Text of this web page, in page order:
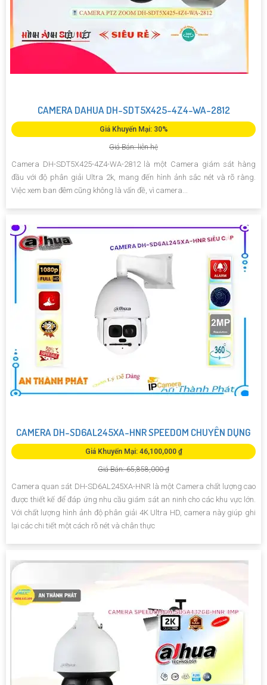
CAMERA DAHUA DH-SDT5X425-4Z4-WA-2812
Giá Khuyến Mại: 30%
Giá Bán: liên hệ
Camera DH-SDT5X425-4Z4-WA-2812 là một Camera giám sát hàng
đầu với độ phân giải Ultra 2k, mang đến hình ảnh sắc nét và rõ ràng.
Việc xem ban đêm cũng không là vấn đề, vì camera...
CAMERA DH-SD6AL245XA-HNR SPEEDOM CHUYÊN DỤNG
Giá Khuyến Mại: 46,100,000 ₫
Giá Bán: 65,858,000 ₫
Camera quan sát DH-SD6AL245XA-HNR là một Camera chất lượng cao
được thiết kế để đáp ứng nhu cầu giám sát an ninh cho các khu vực lớn.
Với chất lượng hình ảnh độ phân giải 4K Ultra HD, camera này giúp ghi
lại các chi tiết một cách rõ nét và chân thực